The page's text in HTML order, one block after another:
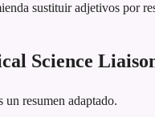
sustituir adjetivos por
Science
un resumen adaptado.